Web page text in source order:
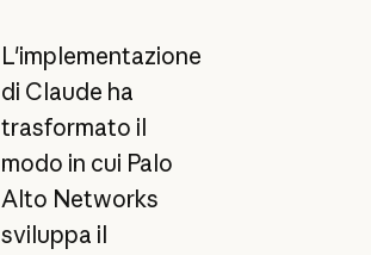
L'implementazione
di Claude ha
trasformato il
modo in cui Palo
Alto Networks
sviluppa il